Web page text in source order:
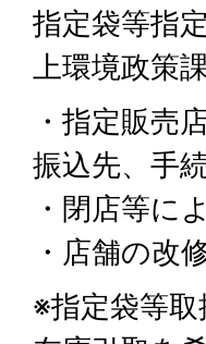
指定袋等指
上環境政策
・指定販売
振込先、手
・閉店等に
・店舗の改
※指定袋等